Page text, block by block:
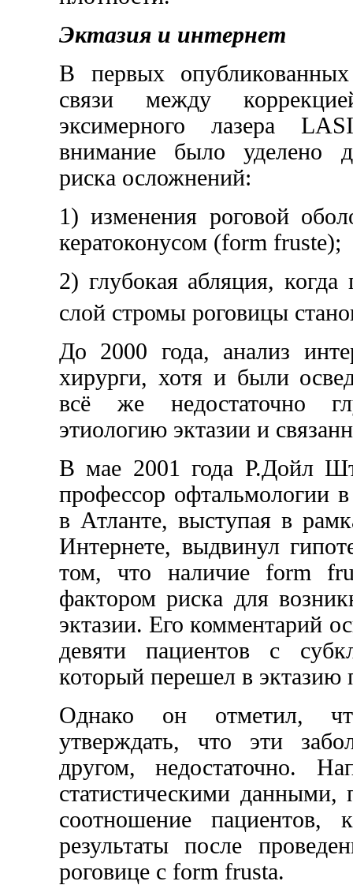
Эктазия и интернет
В первых
связи между
эксимерного лазера
внимание было уделено
риска осложнений:
1) изменения роговой
кератоконусом (form fruste);
2) глубокая абляция, когда
слой стромы роговицы
До 2000 года, анализ
хирурги, хотя и были
всё же недостаточно
этиологию эктазии и
В мае 2001 года Р.Дойл
профессор офтальмологии
в Атланте, выступая в
Интернете, выдвинул
том, что наличие form
фактором риска для
эктазии. Его комментарий
девяти пациентов с
который перешел в эктазию
Однако он отметил,
утверждать, что эти
другом, недостаточно.
статистическими
соотношение пациентов,
результаты после
роговице с form frusta.